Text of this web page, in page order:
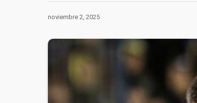
noviembre 2, 2025